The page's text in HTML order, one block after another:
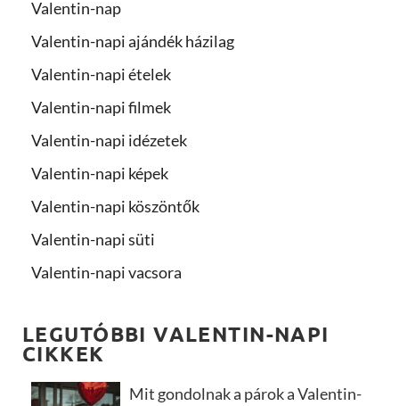
Valentin-nap
Valentin-napi ajándék házilag
Valentin-napi ételek
Valentin-napi filmek
Valentin-napi idézetek
Valentin-napi képek
Valentin-napi köszöntők
Valentin-napi süti
Valentin-napi vacsora
LEGUTÓBBI VALENTIN-NAPI
CIKKEK
Mit gondolnak a párok a Valentin-